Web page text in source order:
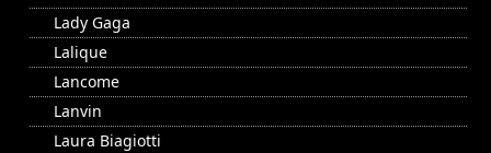
Lady Gaga
Lalique
Lancome
Lanvin
Laura Biagiotti